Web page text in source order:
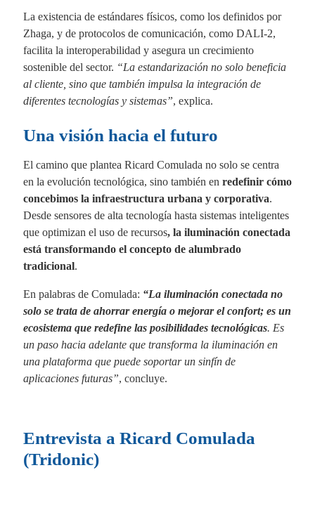
La existencia de estándares físicos, como los definidos por
Zhaga, y de protocolos de comunicación, como DALI-2,
facilita la interoperabilidad y asegura un crecimiento
sostenible del sector. “La estandarización no solo beneficia
al cliente, sino que también impulsa la integración de
diferentes tecnologías y sistemas”, explica.
Una visión hacia el futuro
El camino que plantea Ricard Comulada no solo se centra
en la evolución tecnológica, sino también en redefinir cómo
concebimos la infraestructura urbana y corporativa.
Desde sensores de alta tecnología hasta sistemas inteligentes
que optimizan el uso de recursos, la iluminación conectada
está transformando el concepto de alumbrado
tradicional.
En palabras de Comulada: “La iluminación conectada no
solo se trata de ahorrar energía o mejorar el confort; es un
ecosistema que redefine las posibilidades tecnológicas. Es
un paso hacia adelante que transforma la iluminación en
una plataforma que puede soportar un sinfín de
aplicaciones futuras”, concluye.
Entrevista a Ricard Comulada
(Tridonic)